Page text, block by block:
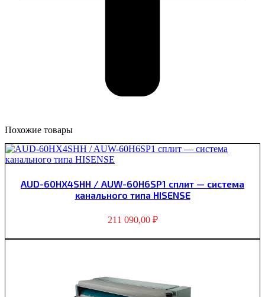
Похожие товары
AUD-60HX4SHH / AUW-60H6SP1 сплит — система
канального типа HISENSE
211 090,00 ₽